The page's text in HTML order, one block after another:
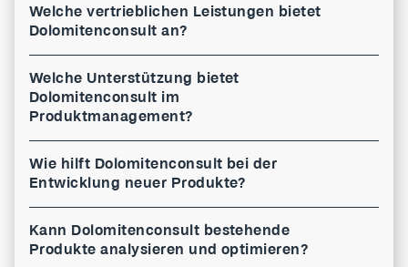
Welche vertrieblichen Leistungen bietet
Dolomitenconsult an?
Welche Unterstützung bietet
Dolomitenconsult im
Produktmanagement?
Wie hilft Dolomitenconsult bei der
Entwicklung neuer Produkte?
Kann Dolomitenconsult bestehende
Produkte analysieren und optimieren?